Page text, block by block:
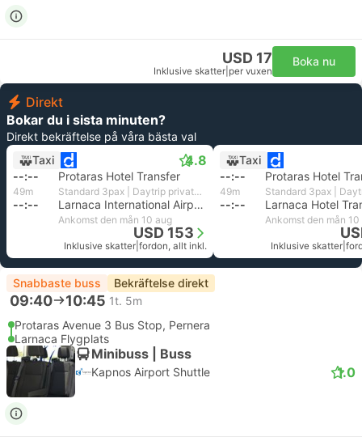
USD 17
Inklusive skatter per vuxen
Boka nu
Direkt
Bokar du i sista minuten?
Direkt bekräftelse på våra bästa val
Taxi
4.8
--:-- Protaras Hotel Transfer
49m Standard 3pax | Daytrip private transfer with English speaking driver
--:-- Larnaca International Airport
Ankomst den mån 10 aug
USD 153
Inklusive skatter fordon, allt inkl.
Taxi
--:--
Protaras Hotel
49m
--:-- Larnaca Hotel
Ankomst den mån 10
Inklusive skatter
Snabbaste buss Bekräftelse direkt
09:40 10:45 1t. 5m
Protaras Avenue 3 Bus Stop, Pernera
Larnaca Flygplats
Minibuss | Buss
Kapnos Airport Shuttle 1.0